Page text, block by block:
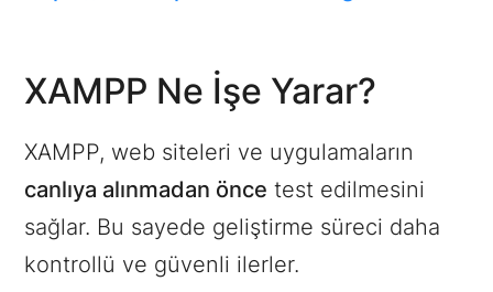
XAMPP Ne İşe Yarar?
XAMPP, web siteleri ve uygulamaların
canlıya alınmadan önce test edilmesini
sağlar. Bu sayede geliştirme süreci daha
kontrollü ve güvenli ilerler.